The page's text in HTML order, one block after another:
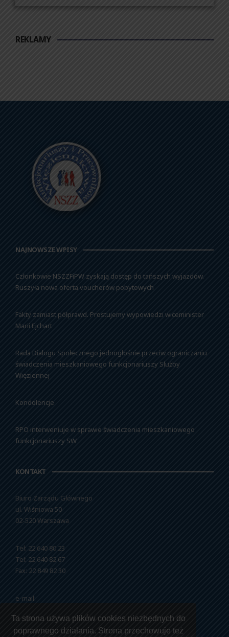
Ta strona używa plików cookies niezbędnych do
poprawnego działania. Strona przechowuje też
REKLAMY
NAJNOWSZE WPISY
Członkowie NSZZFiPW zyskają dostęp do tańszych wyjazdów.
Ruszyła nowa oferta voucherów pobytowych
Fakty zamiast półprawd. Prostujemy wypowiedzi wiceminister
Marii Ejchart
Rada Dialogu Społecznego jednogłośnie przeciw ograniczaniu
świadczenia mieszkaniowego funkcjonariuszy Służby
Więziennej
Kondolencje
RPO interweniuje w sprawie świadczenia mieszkaniowego
funkcjonariuszy SW
KONTAKT
Biuro Zarządu Głównego
ul. Wiśniowa 50
02-520 Warszawa
Tel: 22 640 80 23
Tel: 22 640 82 67
Fax: 22 849 82 30
e-mail: